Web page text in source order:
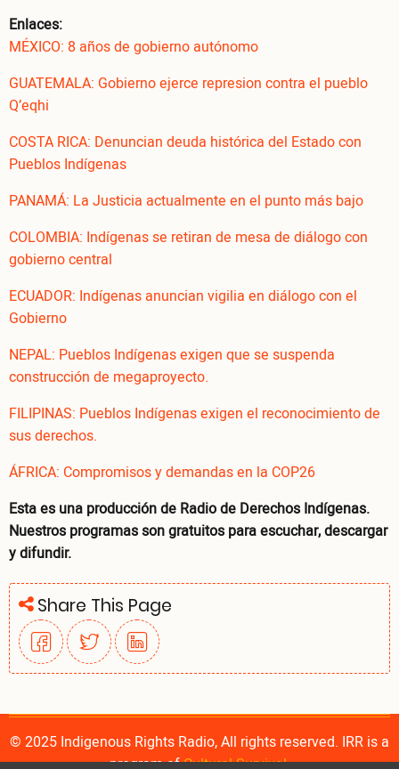
Enlaces:
MÉXICO: 8 años de gobierno autónomo
GUATEMALA: Gobierno ejerce represion contra el pueblo
Q’eqhi
COSTA RICA: Denuncian deuda histórica del Estado con
Pueblos Indígenas
PANAMÁ: La Justicia actualmente en el punto más bajo
COLOMBIA: Indígenas se retiran de mesa de diálogo con
gobierno central
ECUADOR: Indígenas anuncian vigilia en diálogo con el
Gobierno
NEPAL: Pueblos Indígenas exigen que se suspenda
construcción de megaproyecto.
FILIPINAS: Pueblos Indígenas exigen el reconocimiento de
sus derechos.
ÁFRICA: Compromisos y demandas en la COP26
Esta es una producción de Radio de Derechos Indígenas.
Nuestros programas son gratuitos para escuchar, descargar
y difundir.
Share This Page
© 2025 Indigenous Rights Radio, All rights reserved. IRR is a
program ofCultural Survival.